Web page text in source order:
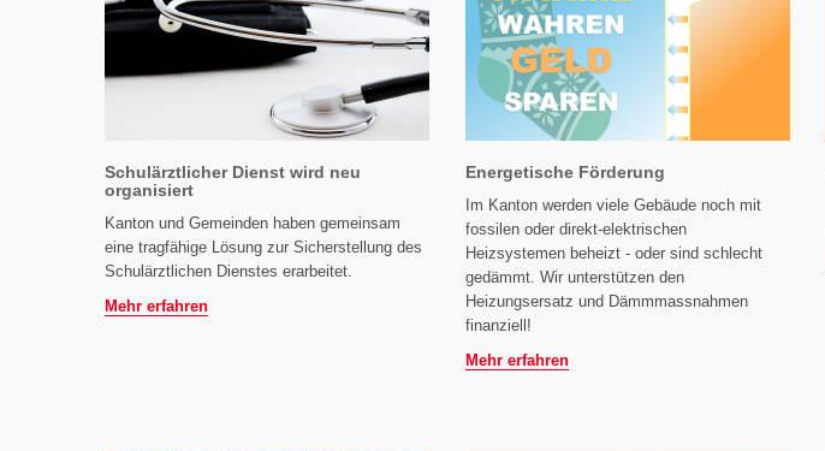
Schulärztlicher Dienst wird neu
organisiert
Kanton und Gemeinden haben gemeinsam
eine tragfähige Lösung zur Sicherstellung des
Schulärztlichen Dienstes erarbeitet.
Mehr erfahren
Energetische Förderung
Im Kanton werden viele Gebäude noch mit
fossilen oder direkt-elektrischen
Heizsystemen beheizt - oder sind schlecht
gedämmt. Wir unterstützen den
Heizungsersatz und Dämmmassnahmen
finanziell!
Mehr erfahren